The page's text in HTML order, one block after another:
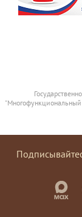
"Многофункциональный